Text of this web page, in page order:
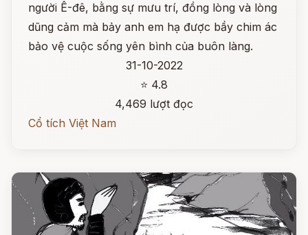
người Ê-đê, bằng sự mưu trí, đồng lòng và lòng
dũng cảm mà bảy anh em hạ được bầy chim ác
bảo vệ cuộc sống yên bình của buôn làng.
31-10-2022
⭐ 4.8
4,469 lượt đọc
Cổ tích Việt Nam